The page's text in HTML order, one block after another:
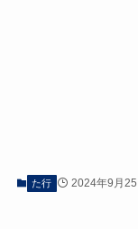
た行 2024年9月25